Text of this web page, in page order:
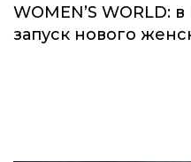
WOMEN’S WORLD:
запуск нового